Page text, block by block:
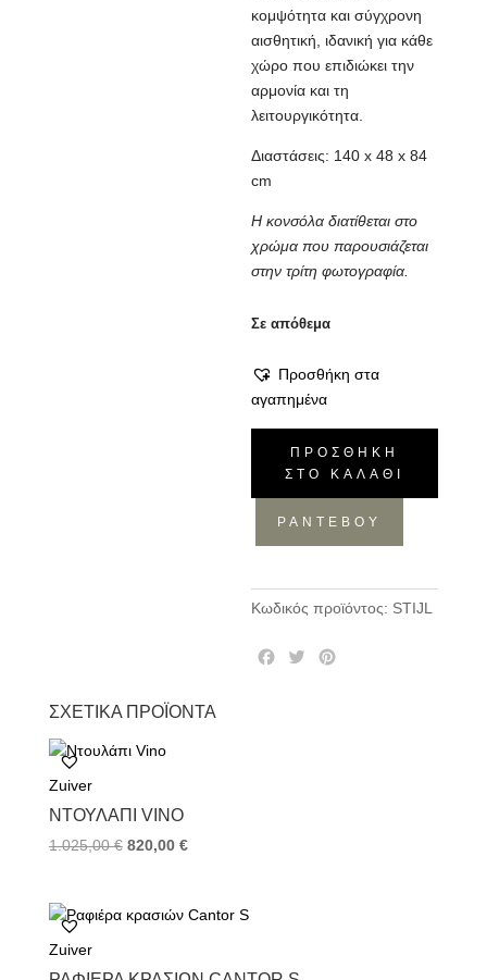
κομψότητα και σύγχρονη
αισθητική, ιδανική για κάθε
χώρο που επιδιώκει την
αρμονία και τη
λειτουργικότητα.
Διαστάσεις: 140 x 48 x 84
cm
Η κονσόλα διατίθεται στο
χρώμα που παρουσιάζεται
στην τρίτη φωτογραφία.
Σε απόθεμα
Προσθήκη στα
αγαπημένα
ΠΡΟΣΘΉΚΗ
ΣΤΟ ΚΑΛΆΘΙ
ΡΑΝΤΕΒΟΥ
Κωδικός προϊόντος: STIJL
T
ΣΧΕΤΙΚΆ ΠΡΟΪΌΝΤΑ
Zuiver
ΝΤΟΥΛΆΠΙ VINO
1.025,00€ 820,00 €
Zuiver